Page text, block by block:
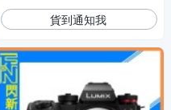
貨到通知我